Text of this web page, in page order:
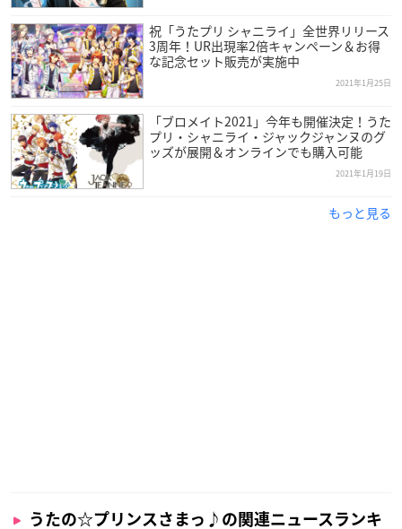
【チケット】
1,500円
※お一人様各日2枚までの購入枚数制限となります。
詳しくは特設サイトをご覧ください。
祝「うたプリ シャニライ」全世界リリース
3周年！UR出現率2倍キャンペーン＆お得
な記念セット販売が実施中
2021年1月25日
「ブロメイト2021」今年も開催決定！うた
プリ・シャニライ・ジャックジャンヌのグ
ッズが展開＆オンラインでも購入可能
2021年1月19日
もっと見る
うたの☆プリンスさまっ♪の関連ニュースランキ